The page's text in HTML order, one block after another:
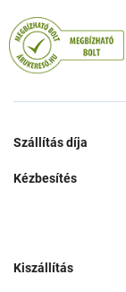
Szállítás díja
Kézbesítés
Kiszállítás